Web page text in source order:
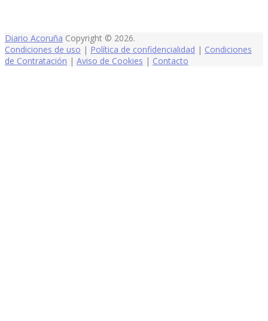
Diario Acoruña Copyright © 2026.
Condiciones de uso | Política de confidencialidad | Condiciones
de Contratación | Aviso de Cookies | Contacto